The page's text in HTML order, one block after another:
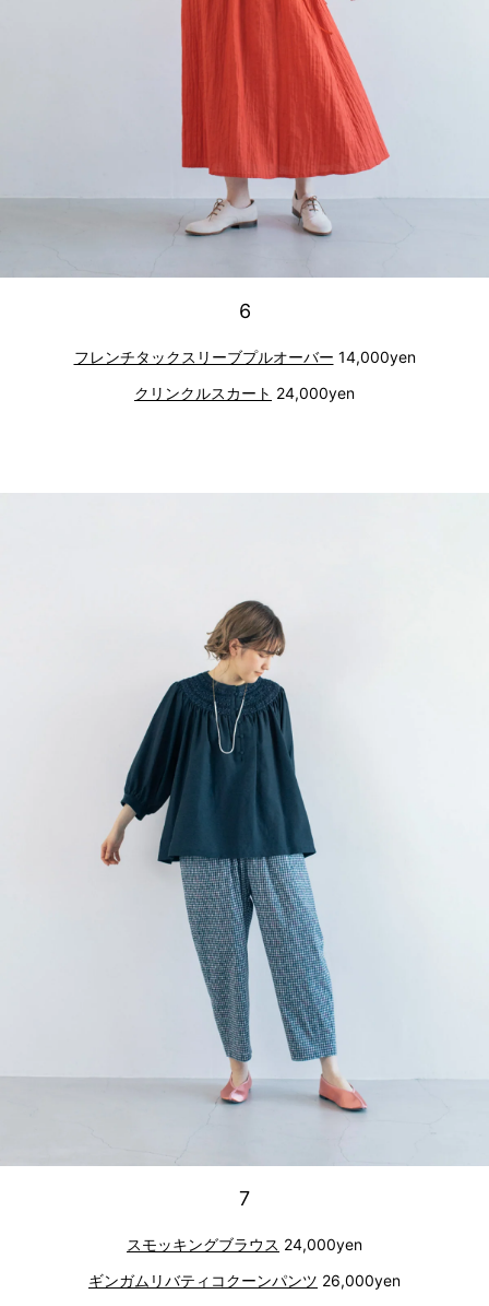
6
フレンチタックスリーブプルオーバー 14,000yen
クリンクルスカート 24,000yen
7
スモッキングブラウス 24,000yen
ギンガムリバティコクーンパンツ 26,000yen